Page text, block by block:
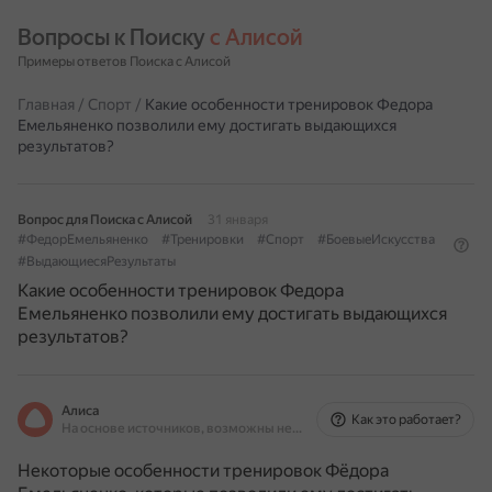
Вопросы к Поиску с Алисой
Примеры ответов Поиска с Алисой
Главная / Спорт / Какие особенности тренировок Федора
Емельяненко позволили ему достигать выдающихся
результатов?
Вопрос для Поиска с Алисой
31 января
#ФедорЕмельяненко
#Тренировки #Спорт
#БоевыеИскусства
#ВыдающиесяРезультаты
Какие особенности тренировок Федора
Емельяненко позволили ему достигать выдающихся
результатов?
Алиса
На основе источников, возможны неточности
Как это работает?
Некоторые особенности тренировок Фёдора